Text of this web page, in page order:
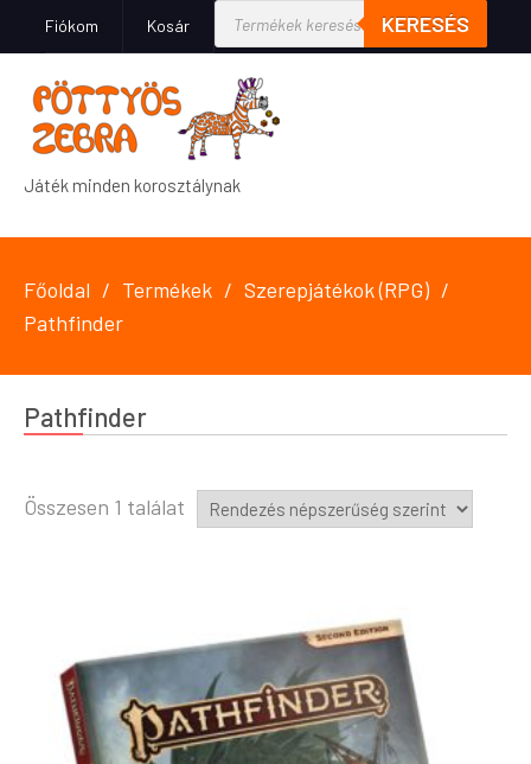
Fiókom Kosár KERESÉS
Játék minden korosztálynak
Főoldal Termékek
Szerepjátékok (RPG)
Pathfinder
Pathfinder
Összesen 1 találat